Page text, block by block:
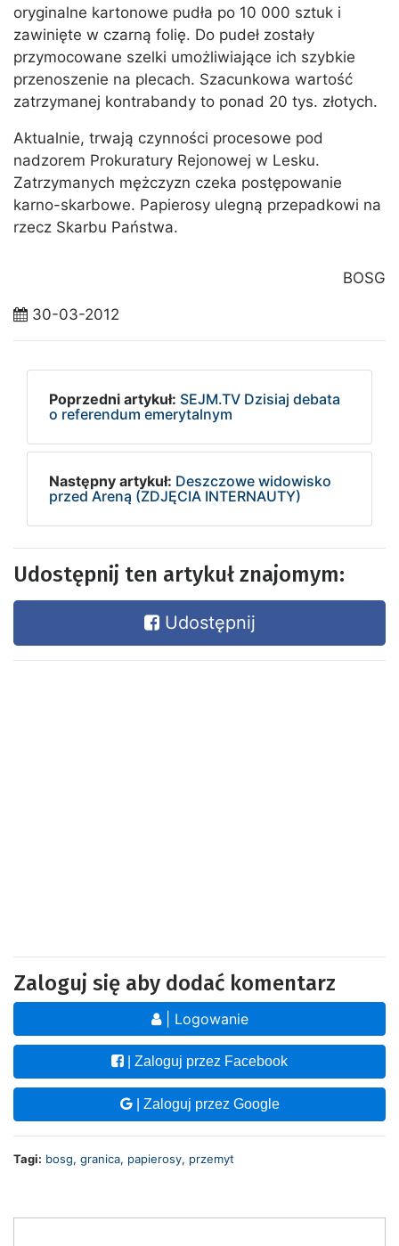
oryginalne kartonowe pudła po 10 000 sztuk i
zawinięte w czarną folię. Do pudeł zostały
przymocowane szelki umożliwiające ich szybkie
przenoszenie na plecach. Szacunkowa wartość
zatrzymanej kontrabandy to ponad 20 tys. złotych.
Aktualnie, trwają czynności procesowe pod
nadzorem Prokuratury Rejonowej w Lesku.
Zatrzymanych mężczyzn czeka postępowanie
karno-skarbowe. Papierosy ulegną przepadkowi na
rzecz Skarbu Państwa.
BOSG
30-03-2012
Poprzedni artykuł: SEJM.TV Dzisiaj debata
o referendum emerytalnym
Następny artykuł: Deszczowe widowisko
przed Areną (ZDJĘCIA INTERNAUTY)
Udostępnij ten artykuł znajomym:
Udostępnij
Zaloguj się aby dodać komentarz
| Logowanie
| Zaloguj przez Facebook
| Zaloguj przez Google
Tagi: bosg, granica, papierosy, przemyt